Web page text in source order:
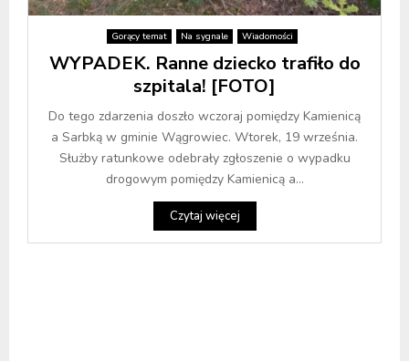
Gorący temat Na sygnale Wiadomości
WYPADEK. Ranne dziecko trafiło do
szpitala! [FOTO]
Do tego zdarzenia doszło wczoraj pomiędzy Kamienicą
a Sarbką w gminie Wągrowiec. Wtorek, 19 września.
Służby ratunkowe odebrały zgłoszenie o wypadku
drogowym pomiędzy Kamienicą a...
Czytaj więcej